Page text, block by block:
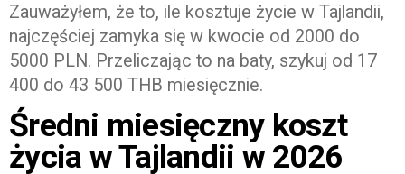
Zauważyłem, że to, ile kosztuje życie w Tajlandii,
najczęściej zamyka się w kwocie od 2000 do
5000 PLN. Przeliczając to na baty, szykuj od 17
400 do 43 500 THB miesięcznie.
Średni miesięczny koszt
życia w Tajlandii w 2026